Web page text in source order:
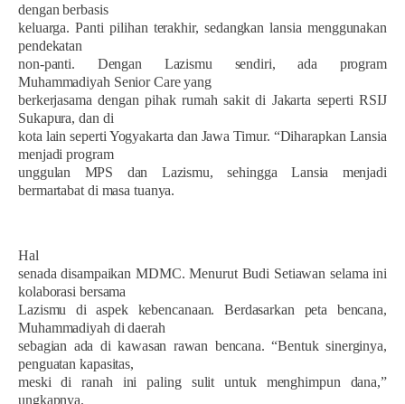
dengan berbasis
keluarga. Panti pilihan terakhir, sedangkan lansia menggunakan
pendekatan
non-panti. Dengan Lazismu sendiri, ada program
Muhammadiyah Senior Care yang
berkerjasama dengan pihak rumah sakit di Jakarta seperti RSIJ
Sukapura, dan di
kota lain seperti Yogyakarta dan Jawa Timur. “Diharapkan Lansia
menjadi program
unggulan MPS dan Lazismu, sehingga Lansia menjadi
bermartabat di masa tuanya.
Hal
senada disampaikan MDMC. Menurut Budi Setiawan selama ini
kolaborasi bersama
Lazismu di aspek kebencanaan. Berdasarkan peta bencana,
Muhammadiyah di daerah
sebagian ada di kawasan rawan bencana. “Bentuk sinerginya,
penguatan kapasitas,
meski di ranah ini paling sulit untuk menghimpun dana,”
ungkapnya.